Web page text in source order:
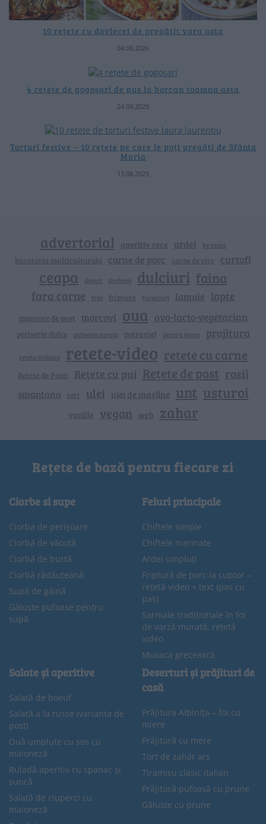
10 rețete cu dovlecei de pregătit vara asta
04.08.2026
4 rețete de gogoșari de pus la borcan toamna asta
24.09.2025
Torturi festive – 10 rețete pe care le poți pregăti de Sfânta
Maria
13.08.2025
advertorial aperitiv rece ardei branza
bucataria multiculturala carne de porc carne de vita cartofi
ceapa desert dovlecei dulciuri faina
fara carne free friptura fursecuri lamaie lapte
mancare de post morcovi oua ovo-lacto-vegetarian
patiserie dulce patiserie sarata patrunjel pentru iarna prajitura
reteta italiana retete-video retete cu carne
Retete de Pasti Rețete cu pui Rețete de post rosii
smantana tort ulei ulei de masline unt usturoi
vanilie vegan web zahar
Rețete de bază pentru fiecare zi
Ciorbe si supe
Ciorba de perișoare
Ciorbă de văcuță
Ciorbă de burtă
Ciorbă rădăuțeană
Supă de găină
Găluște pufoase pentru
supă
Feluri principale
Chiftele simple
Chiftele marinate
Ardei umpluți
Friptură de porc la cuptor –
rețetă video + text (pas cu
pas)
Sarmale tradiționale în foi
de varză murată, rețetă
video
Musaca grecească
Salate și aperitive
Salată de boeuf
Salată a la russe (varianta de
post)
Ouă umplute cu sos cu
maioneză
Ruladă aperitiv cu spanac și
șuncă
Salată de ciuperci cu
maioneză
Deserturi și prăjituri de
casă
Prăjitura Albinița – foi cu
miere
Prăjitură cu mere
Tort de zahăr ars
Tiramisu clasic italian
Prăjitură pufoasă cu prune
Găluște cu prune